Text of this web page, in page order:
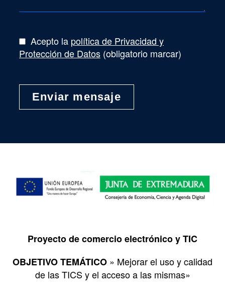
Acepto la política de Privacidad y
Protección de Datos (obligatorio marcar)
Proyecto de comercio electrónico y TIC
OBJETIVO TEMÁTICO » Mejorar el uso y calidad
de las TICS y el acceso a las mismas»